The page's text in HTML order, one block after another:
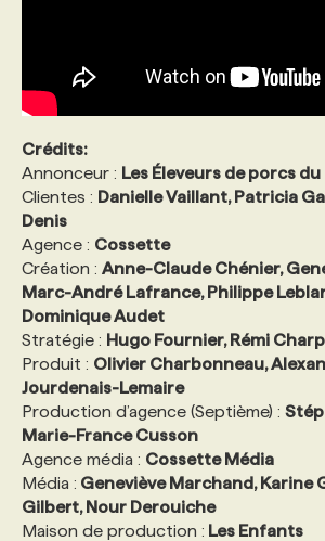
Crédits:
Annonceur : Les Éleveurs de porcs
Clientes : Danielle Vaillant, Patricia
Denis
Agence : Cossette
Création : Anne-Claude Chénier,
Marc-André Lafrance, Philippe
Dominique Audet
Stratégie : Hugo Fournier, Rémi
Produit : Olivier Charbonneau,
Jourdenais-Lemaire
Production d’agence (Septième) :
Marie-France Cusson
Agence média : Cossette Média
Média : Geneviève Marchand, Karine
Gilbert, Nour Derouiche
Maison de production : Les Enfants